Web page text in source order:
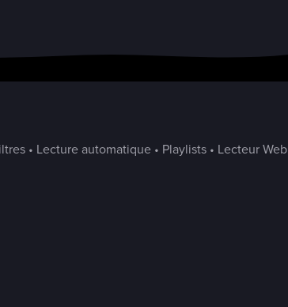
• Lecture automatique • Playlists • Lecteur Web